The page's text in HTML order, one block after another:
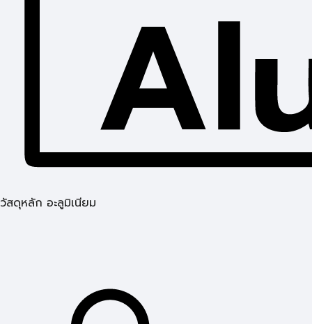
วัสดุหลัก อะลูมิเนียม